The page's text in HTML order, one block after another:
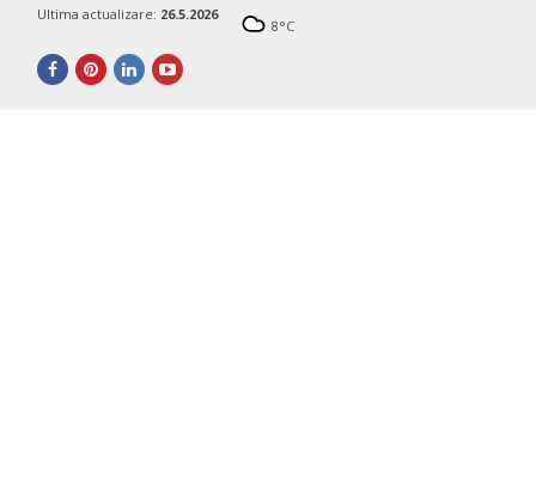
Ultima actualizare: 26.5.2026
8°C